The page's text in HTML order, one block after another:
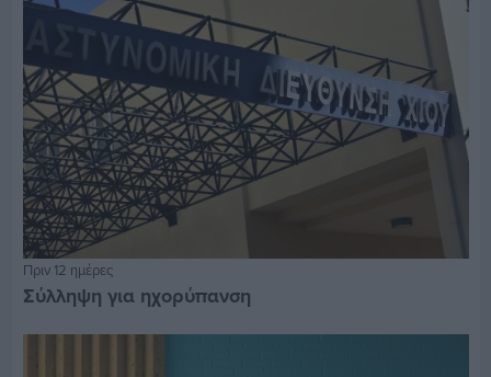
Πριν 12 ημέρες
Σύλληψη για ηχορύπανση